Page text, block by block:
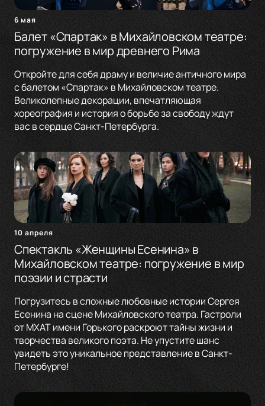
6 мая
Балет «Спартак» в Михайловском театре:
погружение в мир древнего Рима
Откройте для себя драму и величие античного мира
с балетом «Спартак» в Михайловском театре.
Великолепные декорации, впечатляющая
хореография и история о борьбе за свободу ждут
вас в сердце Санкт-Петербурга.
10 апреля
Спектакль «Женщины Есенина» в
Михайловском театре: погружение в мир
поэзии и страсти
Погрузитесь в сложные любовные истории Сергея
Есенина на сцене Михайловского театра. Гастроли
от МХАТ имени Горького раскроют тайны жизни и
творчества великого поэта. Не упустите шанс
увидеть это уникальное представление в Санкт-
Петербурге!